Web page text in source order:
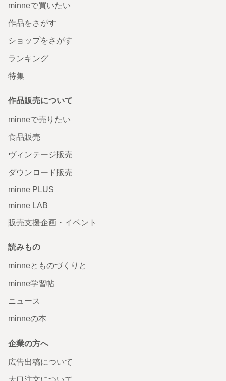
minneで買いたい
作品をさがす
ショップをさがす
ランキング
特集
作品販売について
minneで売りたい
食品販売
ヴィンテージ販売
ダウンロード販売
minne PLUS
minne LAB
販売支援企画・イベント
読みもの
minneとものづくりと
minne学習帖
ニュース
minneの本
企業の方へ
広告出稿について